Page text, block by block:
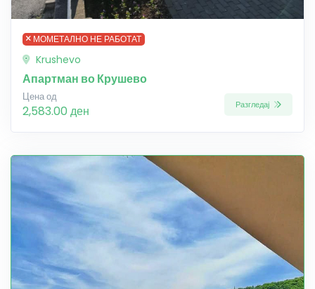
МОМЕТАЛНО НЕ РАБОТАТ
Krushevo
Апартман во Крушево
Цена од
2,583.00 ден Разгледај